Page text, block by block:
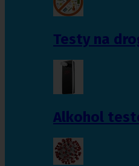
Testy na
Alkohol